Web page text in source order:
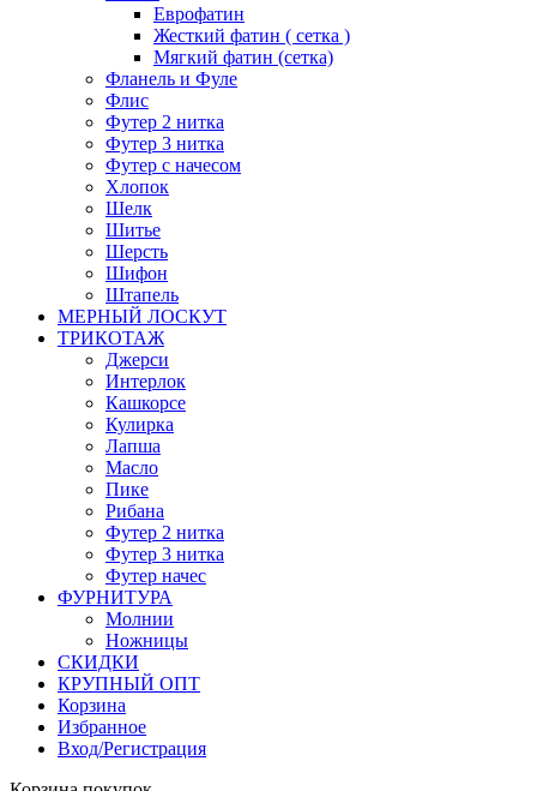
Еврофатин
Жесткий фатин ( сетка )
Мягкий фатин (сетка)
Фланель и Фуле
Флис
Футер 2 нитка
Футер 3 нитка
Футер с начесом
Хлопок
Шелк
Шитье
Шерсть
Шифон
Штапель
МЕРНЫЙ ЛОСКУТ
ТРИКОТАЖ
Джерси
Интерлок
Кашкорсе
Кулирка
Лапша
Масло
Пике
Рибана
Футер 2 нитка
Футер 3 нитка
Футер начес
ФУРНИТУРА
Молнии
Ножницы
СКИДКИ
КРУПНЫЙ ОПТ
Корзина
Избранное
Вход/Регистрация